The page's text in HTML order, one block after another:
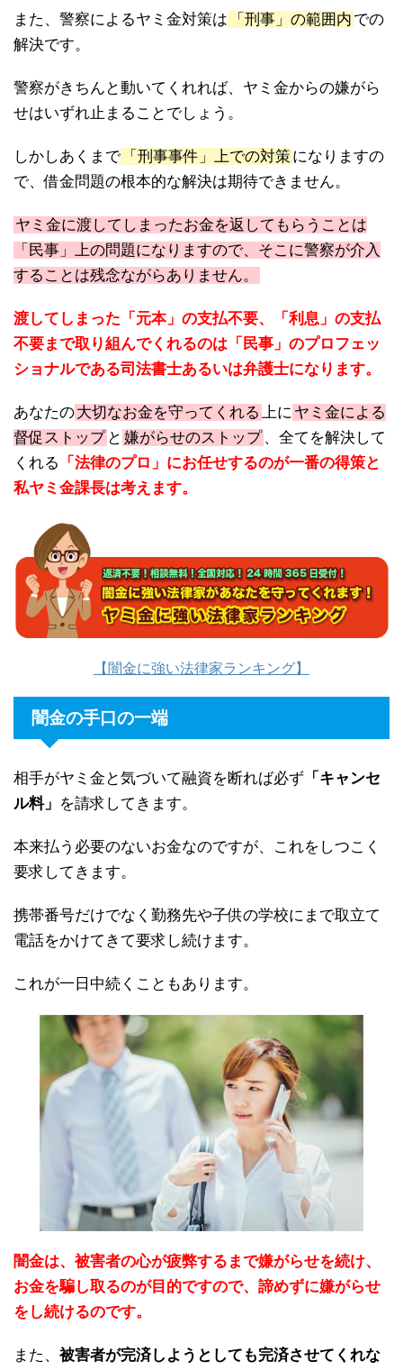
また、警察によるヤミ金対策は 「刑事」の範囲内 での
解決です。
警察がきちんと動いてくれれば、ヤミ金からの嫌がら
せはいずれ止まることでしょう。
しかしあくまで 「刑事事件」上での対策 になりますの
で、借金問題の根本的な解決は期待できません。
ヤミ金に渡してしまったお金を返してもらうことは
「民事」上の問題になりますので、そこに警察が介入
することは残念ながらありません。
渡してしまった「元本」の支払不要、「利息」の支払
不要まで取り組んでくれるのは「民事」のプロフェッ
ショナルである司法書士あるいは弁護士になります。
あなたの大切なお金を守ってくれる 上に ヤミ金による
督促ストップ と 嫌がらせのストップ 、全てを解決して
くれる
「法律のプロ」にお任せするのが一番の得策と
私ヤミ金課長は考えます。
【闇金に強い法律家ランキング】
闇金の手口の一端
相手がヤミ金と気づいて融資を断れば必ず 「キャンセ
ル料」 を請求してきます。
本来払う必要のないお金なのですが、これをしつこく
要求してきます。
携帯番号だけでなく勤務先や子供の学校にまで取立て
電話をかけてきて要求し続けます。
これが一日中続くこともあります。
闇金は、被害者の心が疲弊するまで嫌がらせを続け、
お金を騙し取るのが目的ですので、諦めずに嫌がらせ
をし続けるのです。
また、 被害者が完済しようとしても完済させてくれな